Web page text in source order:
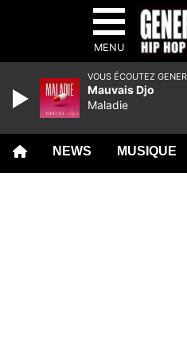
MENU
NEWS MUSIQUE
VOUS ÉCOUTEZ
Mauvais Djo
Maladie